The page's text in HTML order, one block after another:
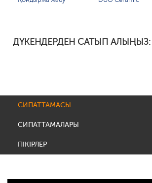
ДҮКЕНДЕРДЕН САТЫП АЛЫҢЫЗ:
СИПАТТАМАСЫ
СИПАТТАМАЛАРЫ
ПІКІРЛЕР